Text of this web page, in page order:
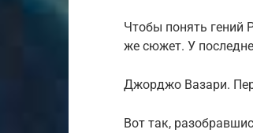
Чтобы понять гений
же сюжет. У
Джорджо Вазари.
Вот так,